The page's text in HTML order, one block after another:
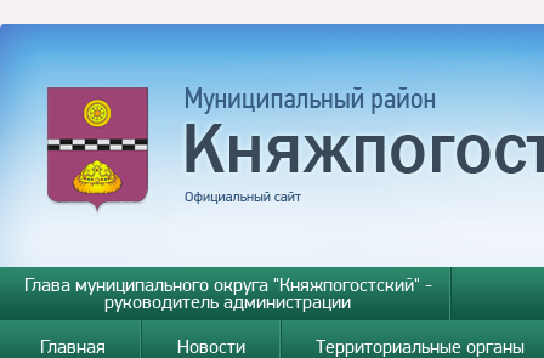
Глава муниципального округа "Княжпогостский" -
руководитель администрации
Главная
Новости Территориальные органы